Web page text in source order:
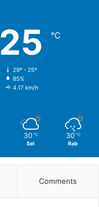
25 ℃
29º - 25º
85%
4.17 km/h
30 ℃
Sel
30 ℃
Rab
Comments